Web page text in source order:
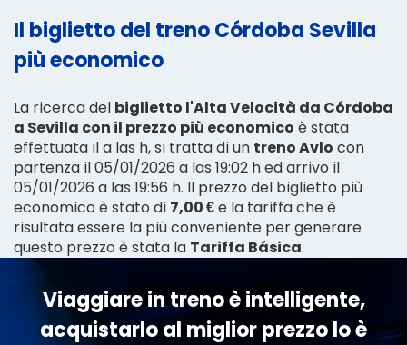
Il biglietto del treno Córdoba Sevilla
più economico
La ricerca del biglietto l'Alta Velocità da Córdoba
a Sevilla con il prezzo più economico è stata
effettuata il a las h, si tratta di un treno Avlo con
partenza il 05/01/2026 a las 19:02 h ed arrivo il
05/01/2026 a las 19:56 h. Il prezzo del biglietto più
economico è stato di 7,00 €e la tariffa che è
risultata essere la più conveniente per generare
questo prezzo è stata la Tariffa Básica.
Viaggiare in treno è intelligente,
acquistarlo al miglior prezzo lo è